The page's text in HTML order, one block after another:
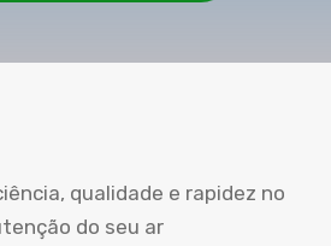
qualidade e rapidez no
do seu ar